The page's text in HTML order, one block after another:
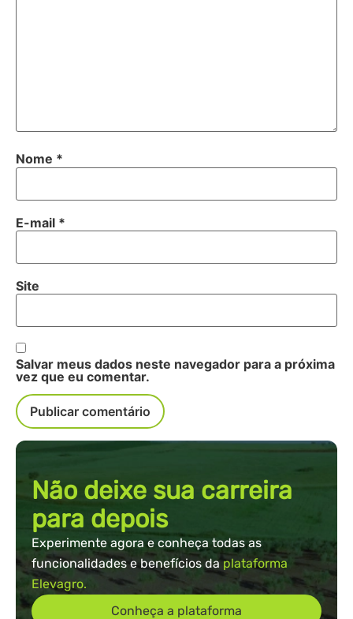
Nome *
E-mail *
Site
Salvar meus dados neste navegador para a próxima
vez que eu comentar.
Não deixe sua carreira
para depois
Experimente agora e conheça todas as
funcionalidades e benefícios daplataforma
Elevagro.
Conheça a plataforma